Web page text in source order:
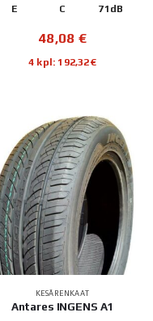
E C 71dB
48,08 €
4 kpl: 192,32€
KESÄRENKAAT
Antares INGENS A1